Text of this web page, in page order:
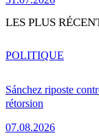
LES PLUS
Sánchez riposte
rétorsion
07.08.2026
POLITIQUE